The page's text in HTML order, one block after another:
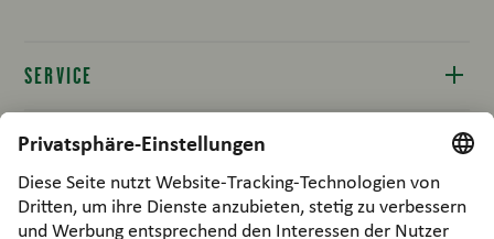
SERVICE
Kontakt
Produktinfos
Produktverfügbarkeit
RECHTLICHES
Compliance
B2B / FOODPARTNERS